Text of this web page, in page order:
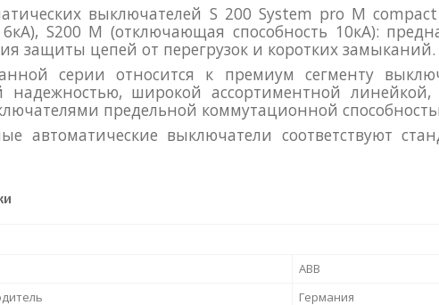
выключателей S 200 System pro M
6кА), S200 M (отключающая способность 10кА):
защиты цепей от перегрузок и коротких замыканий.
серии относится к премиум сегменту
надежностью, широкой ассортиментной
предельной коммутационной
автоматические выключатели соответствуют
ABB
Германия